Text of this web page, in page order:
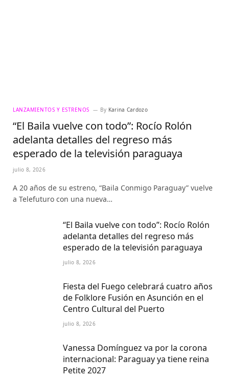
LANZAMIENTOS Y ESTRENOS By Karina Cardozo
“El Baila vuelve con todo”: Rocío Rolón
adelanta detalles del regreso más
esperado de la televisión paraguaya
julio 8, 2026
A 20 años de su estreno, “Baila Conmigo Paraguay” vuelve
a Telefuturo con una nueva…
“El Baila vuelve con todo”: Rocío Rolón
adelanta detalles del regreso más
esperado de la televisión paraguaya
julio 8, 2026
Fiesta del Fuego celebrará cuatro años
de Folklore Fusión en Asunción en el
Centro Cultural del Puerto
julio 8, 2026
Vanessa Domínguez va por la corona
internacional: Paraguay ya tiene reina
Petite 2027